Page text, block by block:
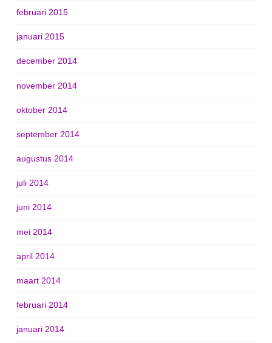
februari 2015
januari 2015
december 2014
november 2014
oktober 2014
september 2014
augustus 2014
juli 2014
juni 2014
mei 2014
april 2014
maart 2014
februari 2014
januari 2014